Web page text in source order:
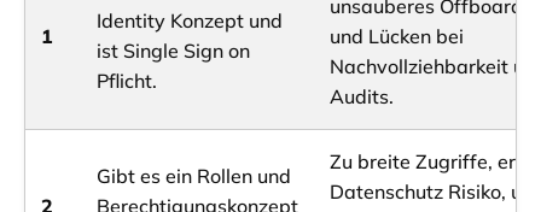
1
Identity Konzept und
ist Single Sign on
Pflicht.
unsauberes
und Lücken bei
Nachvollziehbarkeit
Audits.
2
Gibt es ein Rollen und
Berechtigungskonzept
Zu breite Zugriffe,
Datenschutz Risiko,